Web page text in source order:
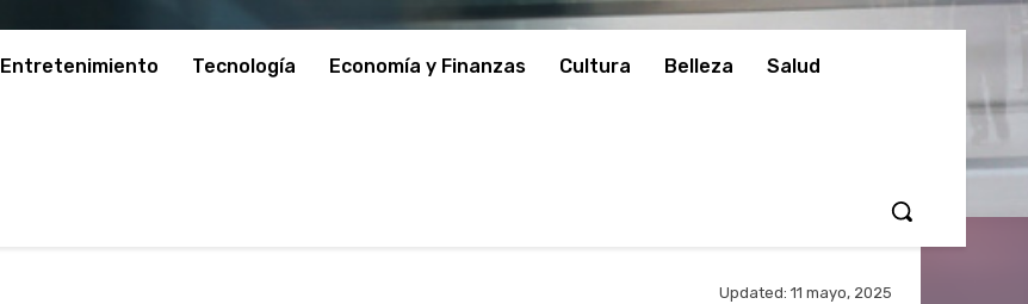
Entretenimiento Tecnología Economía y Finanzas Cultura Belleza Salud
Updated: 11 mayo, 2025